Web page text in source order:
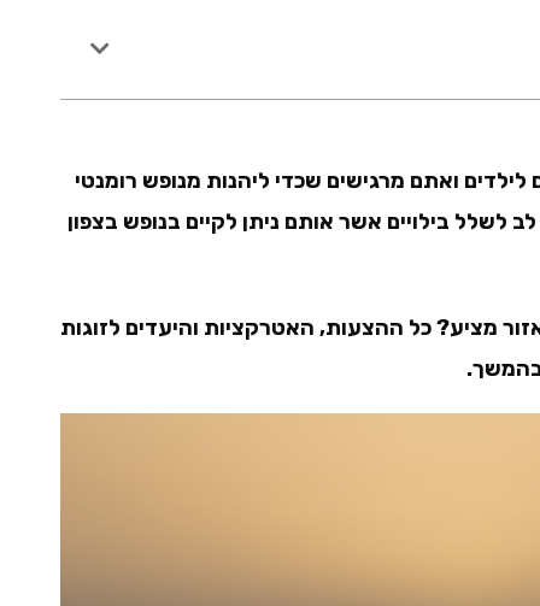
ואתם מרגישים שכדי ליהנות מנופש רומנטי
לשלל בילויים אשר אותם ניתן לקיים בנופש בצפון
מציע? כל ההצעות, האטרקציות והיעדים לזוגות
בהמשך.